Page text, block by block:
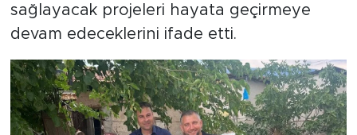
sağlayacak projeleri hayata geçirmeye
devam edeceklerini ifade etti.